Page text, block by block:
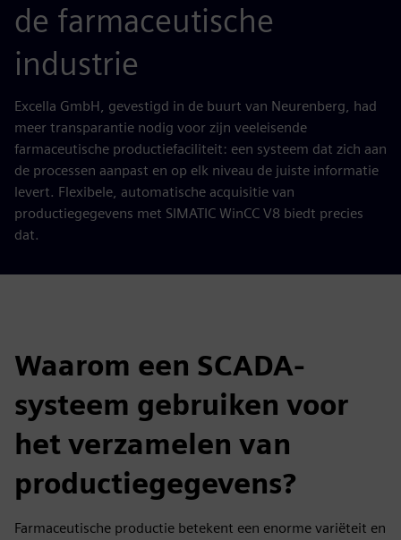
de farmaceutische
industrie
Excella GmbH, gevestigd in de buurt van Neurenberg, had
meer transparantie nodig voor zijn veeleisende
farmaceutische productiefaciliteit: een systeem dat zich aan
de processen aanpast en op elk niveau de juiste informatie
levert. Flexibele, automatische acquisitie van
productiegegevens met SIMATIC WinCC V8 biedt precies
dat.
Waarom een SCADA-
systeem gebruiken voor
het verzamelen van
productiegegevens?
Farmaceutische productie betekent een enorme variëteit en